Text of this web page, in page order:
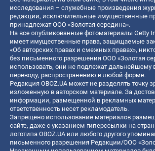
исследования – служебные произведения
редакции, исключительные имущественные
принадлежат ООО «Золотая середина».
На все опубликованные фотоматериалы Getty
имеет имущественные права, защищаемые
«Об авторских правах и смежных правах»,
без письменного разрешения ООО «Золотая
использовать, они не подлежат дальнейшему
переводу, распространению в любой форме.
Редакция OBOZ.UA может не разделять точку
изложенную в авторском материале. За
информации, размещенной в рекламных
ответственность несет рекламодатель.
Запрещено использование материалов
сайте, даже с указанием гиперссылки на
логотипа OBOZ.UA или любого другого
письменного разрешения Редакции/ООО